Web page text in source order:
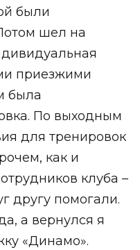
были
шел на
приезжими
была
По выходным
для тренировок
как и
клуба –
другу помогали.
а вернулся я
«Динамо».⁣⁣⠀